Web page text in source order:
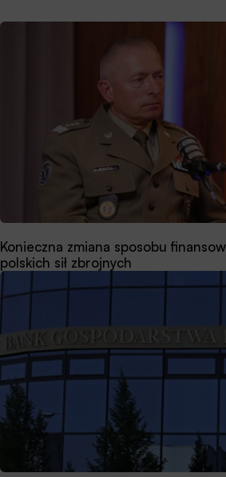
Konieczna zmiana sposobu
polskich sił zbrojnych